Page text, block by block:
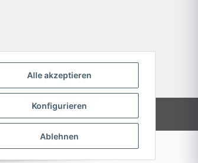
Alle akzeptieren
Konfigurieren
Ablehnen